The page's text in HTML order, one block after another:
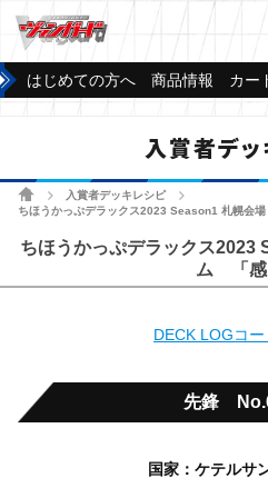
はじめての方へ 商品情報 カー
入賞者デ
ホーム 入賞者デッキレシピ
ちほうかっぷデラックス2023 Season1 札幌会
ちほうかっぷデラックス2023
ム 「感
DECK LOGコ
先鋒
国家：ケテルサ